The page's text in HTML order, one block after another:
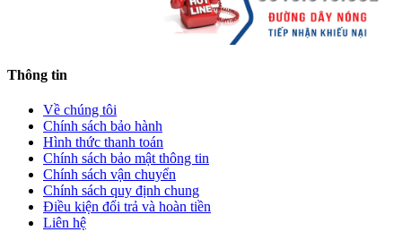
Thông tin
Về chúng tôi
Chính sách bảo hành
Hình thức thanh toán
Chính sách bảo mật thông tin
Chính sách vận chuyển
Chính sách quy định chung
Điều kiện đổi trả và hoàn tiền
Liên hệ